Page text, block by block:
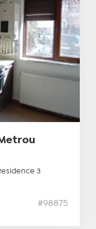
3
#98875